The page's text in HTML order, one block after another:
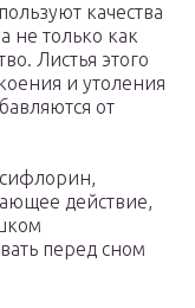
качества
не только как
Листья этого
и утоления
от
действие,
перед сном